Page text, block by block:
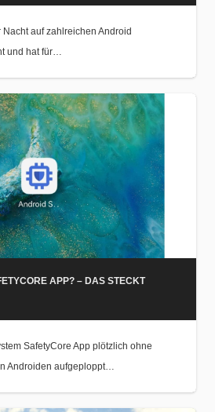
auf zahlreichen Android
und hat für…
APP? – DAS STECKT
SafetyCore App plötzlich ohne
Androiden aufgeploppt…